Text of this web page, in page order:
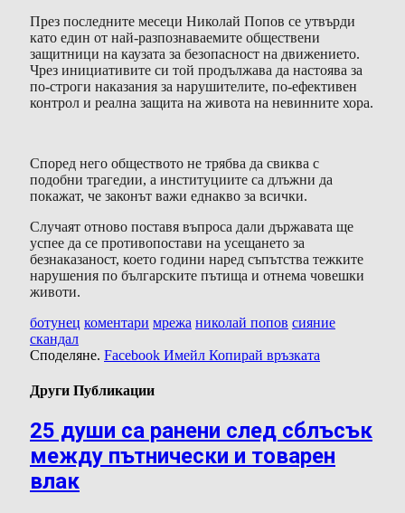
През последните месеци Николай Попов се утвърди
като един от най-разпознаваемите обществени
защитници на каузата за безопасност на движението.
Чрез инициативите си той продължава да настоява за
по-строги наказания за нарушителите, по-ефективен
контрол и реална защита на живота на невинните хора.
Според него обществото не трябва да свиква с
подобни трагедии, а институциите са длъжни да
покажат, че законът важи еднакво за всички.
Случаят отново поставя въпроса дали държавата ще
успее да се противопостави на усещането за
безнаказаност, което години наред съпътства тежките
нарушения по българските пътища и отнема човешки
животи.
ботунец коментари мрежа николай попов сияние
скандал
Споделяне. Facebook Имейл Копирай връзката
Други Публикации
25 души са ранени след сблъсък
между пътнически и товарен
влак